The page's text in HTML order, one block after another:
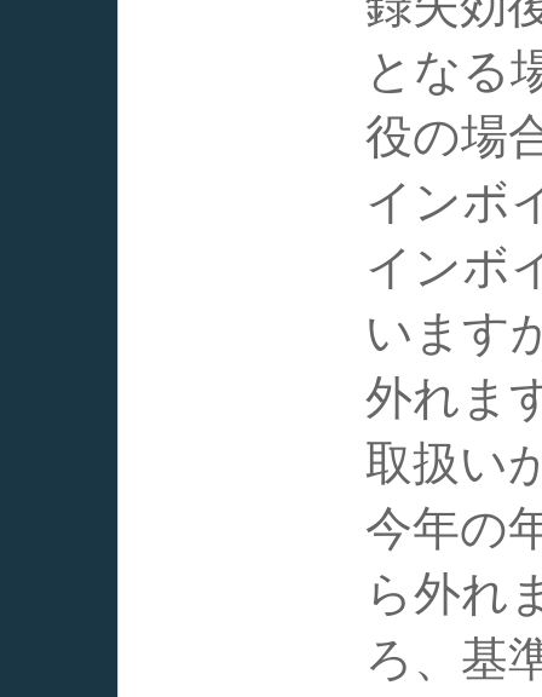
となる
役の場
インボ
インボ
います
外れま
取扱い
今年の
ら外れ
ろ、基